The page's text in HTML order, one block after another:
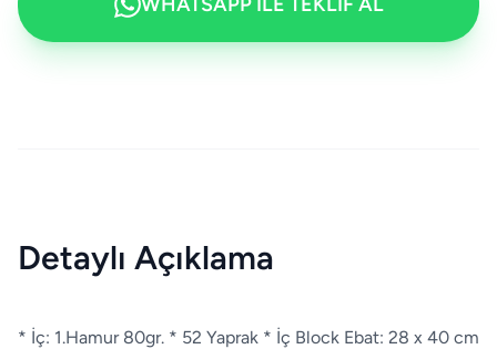
Detaylı Açıklama
* İç: 1.Hamur 80gr. * 52 Yaprak * İç Block Ebat: 28 x 40 cm